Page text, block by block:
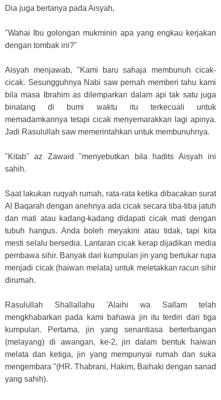
Dia juga bertanya pada Aisyah,
"Wahai Ibu golongan mukminin apa yang engkau kerjakan
dengan tombak ini?"
Aisyah menjawab, "Kami baru sahaja membunuh cicak-
cicak. Sesungguhnya Nabi saw pernah memberi tahu kami
bila masa Ibrahim as dilemparkan dalam api tak satu juga
binatang di bumi waktu itu terkecuali untuk
memadamkannya tetapi cicak menyemarakkan lagi apinya.
Jadi Rasulullah saw memerintahkan untuk membunuhnya.
"Kitab" az Zawaid "menyebutkan bila hadits Aisyah ini
sahih.
Saat lakukan ruqyah rumah, rata-rata ketika dibacakan surat
Al Baqarah dengan anehnya ada cicak secara tiba-tiba jatuh
dan mati atau kadang-kadang didapati cicak mati dengan
tubuh hangus. Anda boleh meyakini atau tidak, tapi kita
mesti selalu bersedia. Lantaran cicak kerap dijadikan media
pembawa sihir. Banyak dari kumpulan jin yang bertukar rupa
menjadi cicak (haiwan melata) untuk meletakkan racun sihir
dirumah.
Rasulullah Shallallahu 'Alaihi wa Sallam telah
mengkhabarkan pada kami bahawa jin itu terdiri dari tiga
kumpulan. Pertama, jin yang senantiasa berterbangan
(melayang) di awangan, ke-2, jin dalam bentuk haiwan
melata dan ketiga, jin yang mempunyai rumah dan suka
mengembara "(HR. Thabrani, Hakim, Baihaki dengan sanad
yang sahih).